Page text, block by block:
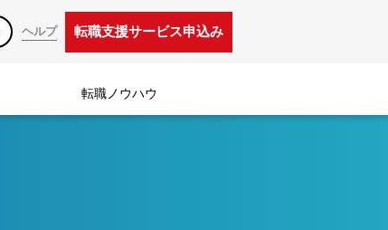
ヘルプ 転職支援サービス申込み
転職ノウハウ